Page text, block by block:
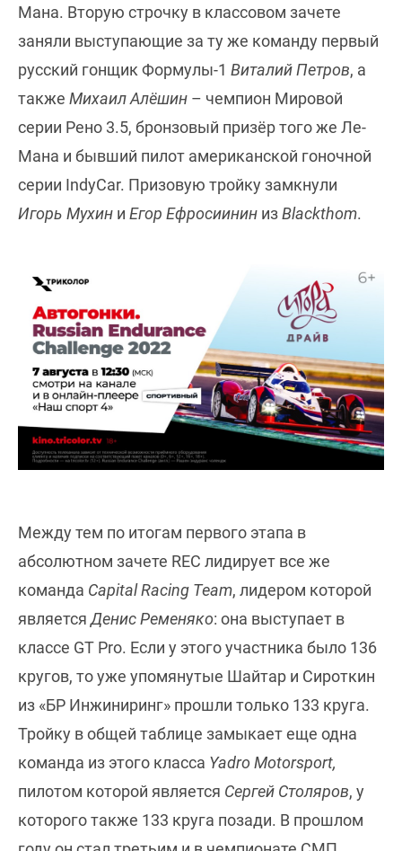
Мана. Вторую строчку в классовом зачете
заняли выступающие за ту же команду первый
русский гонщик Формулы-1 Виталий Петров, а
также Михаил Алёшин – чемпион Мировой
серии Рено 3.5, бронзовый призёр того же Ле-
Мана и бывший пилот американской гоночной
серии IndyCar. Призовую тройку замкнули
Игорь Мухин и Егор Ефросиинин изBlackthom.
Между тем по итогам первого этапа в
абсолютном зачете REC лидирует все же
команда Capital Racing Team, лидером которой
являетсяДенис Ременяко: она выступает в
классе GT Pro. Если у этого участника было 136
кругов, то уже упомянутые Шайтар и Сироткин
из «БР Инжиниринг» прошли только 133 круга.
Тройку в общей таблице замыкает еще одна
команда из этого класса Yadro Motorsport,
пилотом которой является Сергей Столяров, у
которого также 133 круга позади. В прошлом